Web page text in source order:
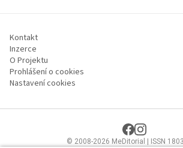
Kontakt
Inzerce
O Projektu
Prohlášení o cookies
Nastavení cookies
© 2008-2026 MeDitorial | ISSN